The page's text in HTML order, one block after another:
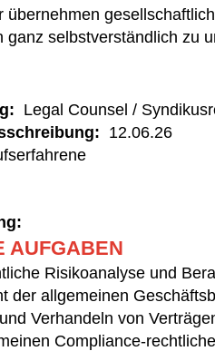
übernehmen
ganz selbstverständlich zu
Legal Counsel /
12.06.26
AUFGABEN
Risikoanalyse und
der allgemeinen
Verhandeln von
Compliance-